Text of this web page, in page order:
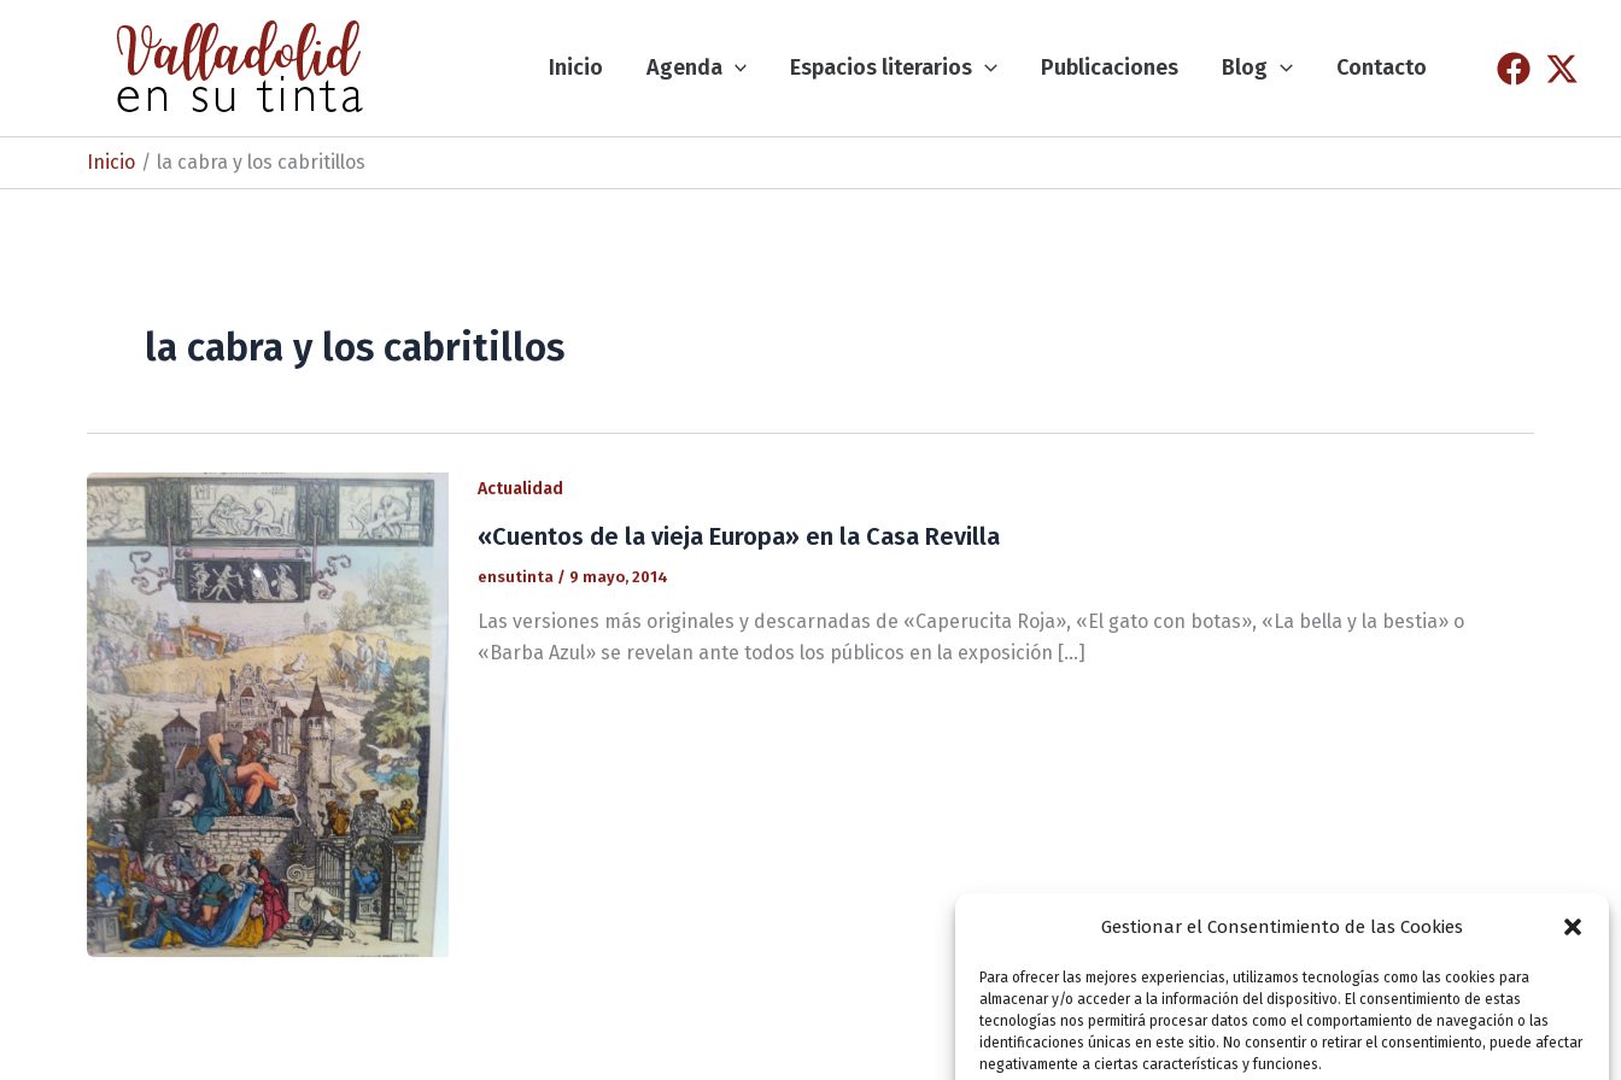
Gestionar el Consentimiento de las Cookies
Para ofrecer las mejores experiencias, utilizamos tecnologías como las cookies para
almacenar y/o acceder a la información del dispositivo. El consentimiento de estas
tecnologías nos permitirá procesar datos como el comportamiento de navegación o las
identificaciones únicas en este sitio. No consentir o retirar el consentimiento, puede afectar
negativamente a ciertas características y funciones.
Inicio Agenda Espacios literarios Publicaciones Blog Contacto
Inicio la cabra y los cabritillos
la cabra y los cabritillos
Actualidad
«Cuentos de la vieja Europa» en la Casa Revilla
ensutinta / 9 mayo, 2014
Las versiones más originales y descarnadas de «Caperucita Roja», «El gato con botas», «La bella y la bestia» o
«Barba Azul» se revelan ante todos los públicos en la exposición […]